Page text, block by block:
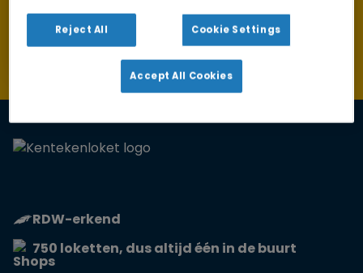
Toon alleen geopende loketten
RDW-erkend
750 loketten, dus altijd één in de buurt
Reject All Cookie Settings
Accept All Cookies